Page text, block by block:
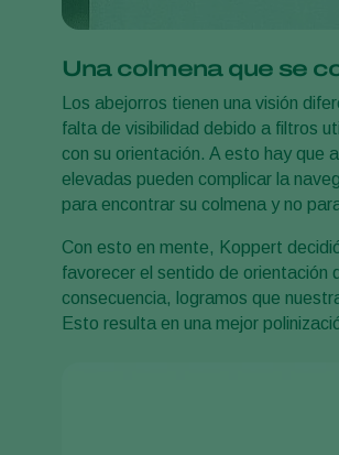
Una colmena que se
Los abejorros tienen una visión
falta de visibilidad debido a filtros
con su orientación. A esto hay que
elevadas pueden complicar la
para encontrar su colmena y no
Con esto en mente, Koppert
favorecer el sentido de orientación
consecuencia, logramos que
Esto resulta en una mejor